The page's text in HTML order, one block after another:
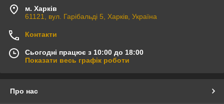
м. Харків
61121, вул. Гарібальді 5, Харків, Україна
Контакти
Сьогодні працює з 10:00 до 18:00
Показати весь графік роботи
Про нас